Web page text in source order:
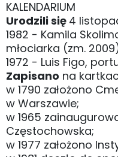
KALENDARIUM
Urodzili się 4
1982 - Kamila
młociarka (zm.
1972 - Luis Figo,
Zapisano na
w 1790 założono
w Warszawie;
w 1965
Częstochowska;
w 1977 założono